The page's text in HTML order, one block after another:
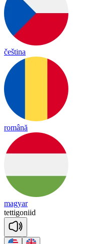
čeština
română
magyar
tettigoniid